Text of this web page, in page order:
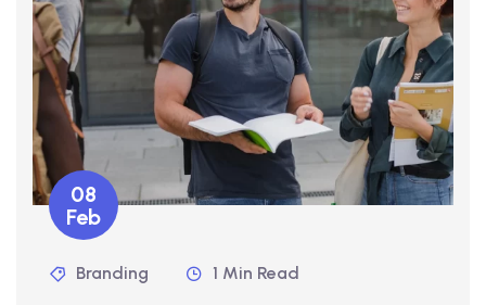
08
Feb
Branding 1 Min Read